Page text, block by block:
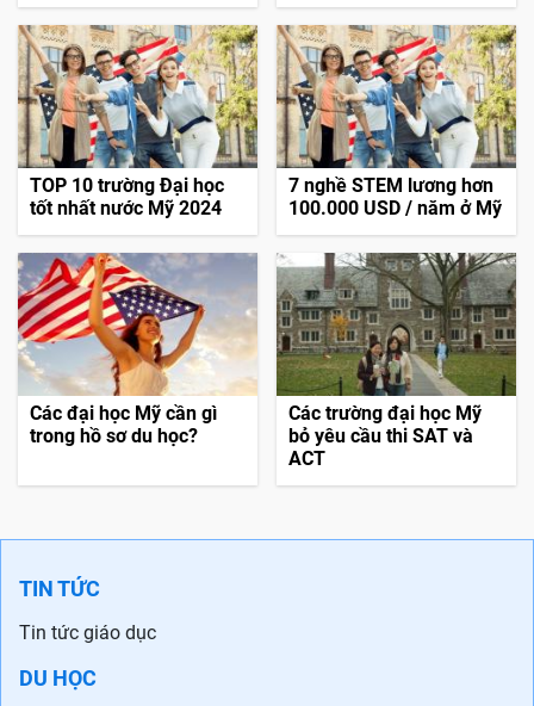
TOP 10 trường Đại học
tốt nhất nước Mỹ 2024
7 nghề STEM lương hơn
100.000 USD / năm ở Mỹ
Các đại học Mỹ cần gì
trong hồ sơ du học?
Các trường đại học Mỹ
bỏ yêu cầu thi SAT và
ACT
TIN TỨC
Tin tức giáo dục
DU HỌC